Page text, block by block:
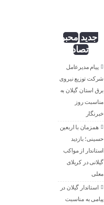
جدید محبوب
تصادفی
پیام مدیرعامل
شركت توزیع نیروی
برق استان گیلان به
مناسبت روز
خبرنگار ‌
همزمان با اربعین
حسینی؛ بازدید
استاندار از مواکب
گیلانی در کربلای
معلی
استاندار گیلان در
پیامی به مناسبت